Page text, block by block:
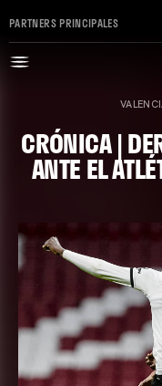
PARTNERS PRINCIPALES
CRÓNICA |
ANTE EL